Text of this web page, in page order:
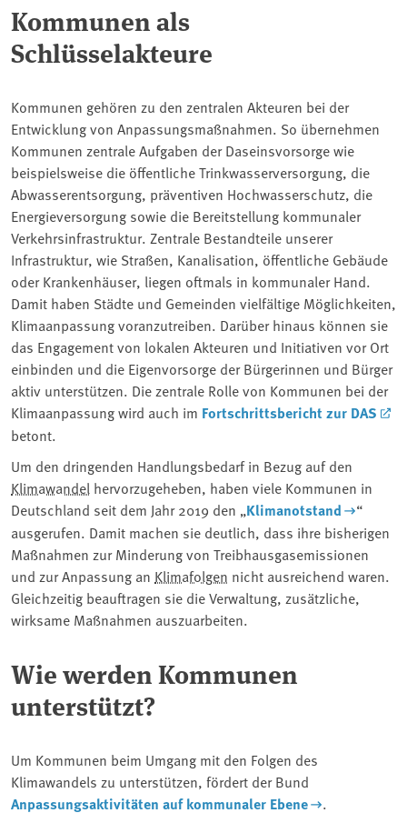
Kommunen als
Schlüsselakteure
Kommunen gehören zu den zentralen Akteuren bei der
Entwicklung von Anpassungsmaßnahmen. So übernehmen
Kommunen zentrale Aufgaben der Daseinsvorsorge wie
beispielsweise die öffentliche Trinkwasserversorgung, die
Abwasserentsorgung, präventiven Hochwasserschutz, die
Energieversorgung sowie die Bereitstellung kommunaler
Verkehrsinfrastruktur. Zentrale Bestandteile unserer
Infrastruktur, wie Straßen, Kanalisation, öffentliche Gebäude
oder Krankenhäuser, liegen oftmals in kommunaler Hand.
Damit haben Städte und Gemeinden vielfältige Möglichkeiten,
Klimaanpassung voranzutreiben. Darüber hinaus können sie
das Engagement von lokalen Akteuren und Initiativen vor Ort
einbinden und die Eigenvorsorge der Bürgerinnen und Bürger
aktiv unterstützen. Die zentrale Rolle von Kommunen bei der
Klimaanpassung wird auch im Fortschrittsbericht zur DAS
betont.
Um den dringenden Handlungsbedarf in Bezug auf den
Klimawandel hervorzugeheben, haben viele Kommunen in
Deutschland seit dem Jahr 2019 den „Klimanotstand
“
ausgerufen. Damit machen sie deutlich, dass ihre bisherigen
Maßnahmen zur Minderung von Treibhausgasemissionen
und zur ⁠Anpassung an Klimafolgen nicht ausreichend waren.
Gleichzeitig beauftragen sie die Verwaltung, zusätzliche,
wirksame Maßnahmen auszuarbeiten.
Wie werden Kommunen
unterstützt?
Um Kommunen beim Umgang mit den Folgen des
Klimawandels zu unterstützen, fördert der Bund
Anpassungsaktivitäten auf kommunaler Ebene
.